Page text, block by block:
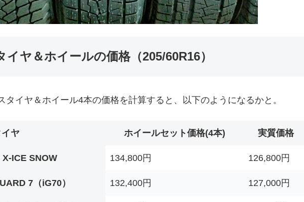
ヤ＆ホイールの価格（205/60R16）
タイヤ＆ホイール4本の価格を計算すると、以下のようになるかと。
イヤ ホイールセット価格(4本) 実質価格
X-ICE SNOW 134,800円 126,800円
7（iG70） 132,400円 127,000円